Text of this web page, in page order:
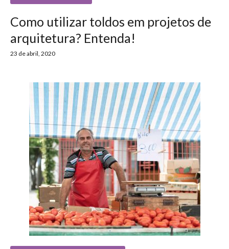
Como utilizar toldos em projetos de
arquitetura? Entenda!
23 de abril, 2020